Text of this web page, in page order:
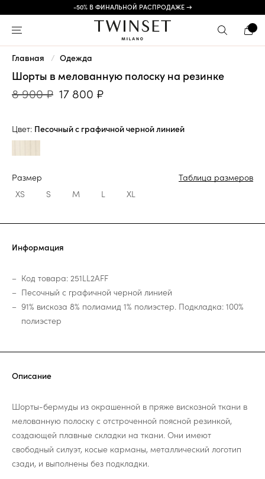
-50% В ФИНАЛЬНОЙ РАСПРОДАЖЕ →
Главная Одежда
Шорты в мелованную полоску на резинке
8 900 ₽ 17 800 ₽
Цвет: Песочный с графичной черной линией
Размер
Таблица размеров
XS
S M L XL
Информация
Код товара: 251LL2AFF
Песочный с графичной черной линией
91% вискоза 8% полиамид 1% полиэстер. Подкладка: 100%
полиэстер
Описание
Шорты-бермуды из окрашенной в пряже вискозной ткани в
мелованную полоску с отстроченной поясной резинкой,
создающей плавные складки на ткани. Они имеют
свободный силуэт, косые карманы, металлический логотип
сзади, и выполнены без подкладки.